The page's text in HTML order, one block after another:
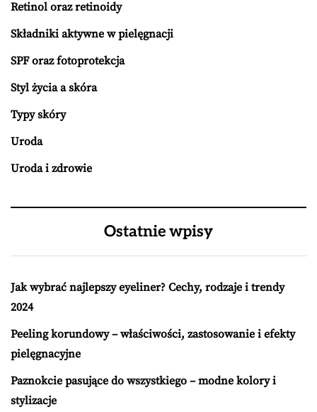
Retinol oraz retinoidy
Składniki aktywne w pielęgnacji
SPF oraz fotoprotekcja
Styl życia a skóra
Typy skóry
Uroda
Uroda i zdrowie
Ostatnie wpisy
Jak wybrać najlepszy eyeliner? Cechy, rodzaje i trendy
2024
Peeling korundowy – właściwości, zastosowanie i efekty
pielęgnacyjne
Paznokcie pasujące do wszystkiego – modne kolory i
stylizacje